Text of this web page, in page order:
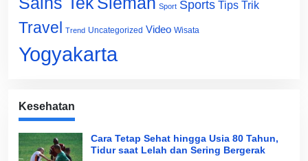
Sport Sports Tips Trik
Travel Trend Uncategorized Video Wisata
Yogyakarta
Kesehatan
Cara Tetap Sehat hingga Usia 80 Tahun,
Tidur saat Lelah dan Sering Bergerak